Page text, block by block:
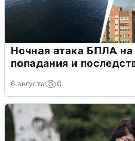
Ночная атака БПЛА
попадания и
6 августа 0